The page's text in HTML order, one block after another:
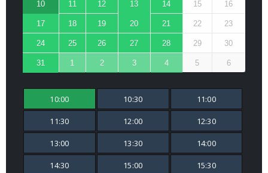
10 11 12 13 14 15 16
17 18 19 20 21 22 23
24 25 26 27 28 29 30
31 1 2 3 4 5 6
10:00 10:30 11:00
11:30 12:00 12:30
13:00 13:30 14:00
14:30 15:00 15:30